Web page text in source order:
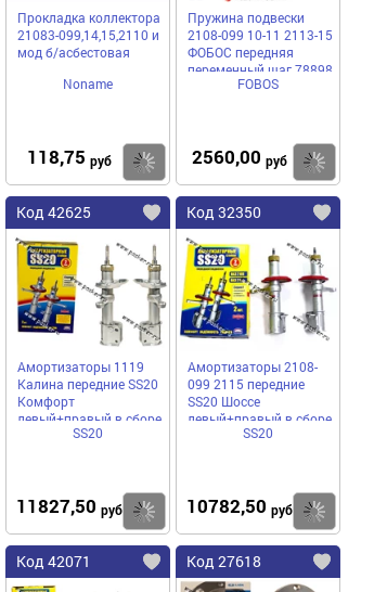
Прокладка коллектора
21083-099,14,15,2110 и
мод б/асбестовая
Noname
118,75 руб Купить
Пружина подвески
2108-099 10-11 2113-15
ФОБОС передняя
переменный шаг 78898
[упаковка 2 шт.]
FOBOS
2560,00 руб
Код 42625
Амортизаторы 1119
Калина передние SS20
Комфорт
левый+правый в сборе
SS20
11827,50 руб Купить
Код 32350
Амортизаторы 2108-
099 2115 передние
SS20 Шоссе
левый+правый в сборе
SS20
10782,50 руб
Код 42071 Код 27618